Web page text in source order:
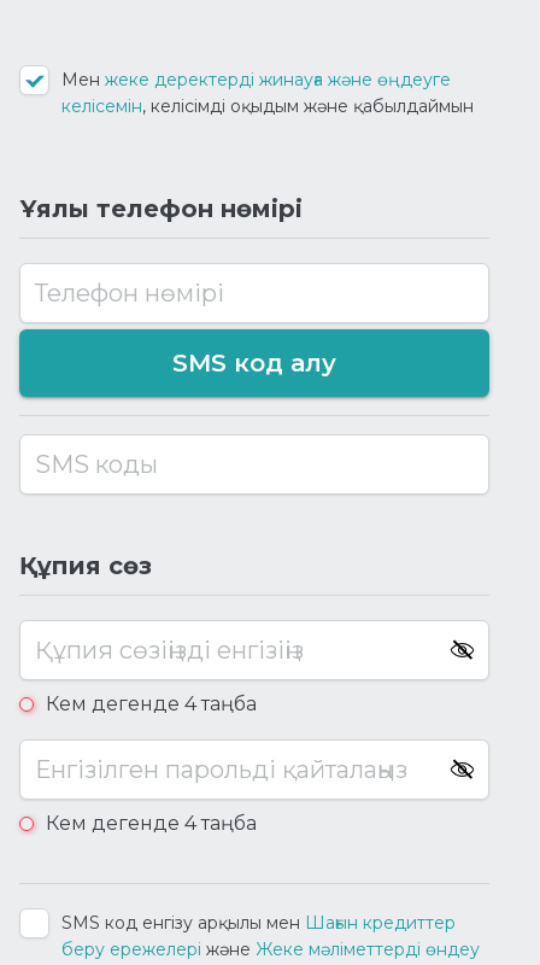
Мен жеке деректерді жинауға және өңдеуге
келісемін, келісімді оқыдым және қабылдаймын
Ұялы телефон нөмірі
Телефон нөмірі
SMS код алу
SMS коды
Құпия сөз
Құпия сөзіңізді енгізіңіз
Кем дегенде 4 таңба
Енгізілген парольді қайталаңыз
Кем дегенде 4 таңба
SMS код енгізу арқылы мен Шaғын кредиттер
беру ережелері және Жеке мәліметтерді өндеу